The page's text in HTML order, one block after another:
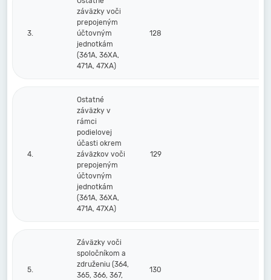
3.
záväzky voči
prepojeným
účtovným
jednotkám
(361A, 36XA,
471A, 47XA)
128
4.
Ostatné
záväzky v
rámci
podielovej
účasti okrem
záväzkov voči
prepojeným
účtovným
jednotkám
(361A, 36XA,
471A, 47XA)
129
5.
Záväzky voči
spoločníkom a
združeniu (364,
365, 366, 367,
130